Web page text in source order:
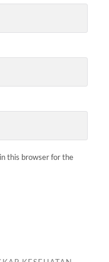
this browser for the